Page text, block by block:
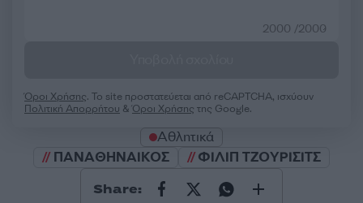
2000 /2000
Όροι Χρήσης. Το site προστατεύεται από reCAPTCHA, ισχύουν
Πολιτική Απορρήτου &Όροι Χρήσης της Google.
Αθλητικά
ΠΑΝΑΘΗΝΑΙΚΟΣ
ΦΙΛΙΠ ΤΖΟΥΡΙΣΙΤΣ
Share: